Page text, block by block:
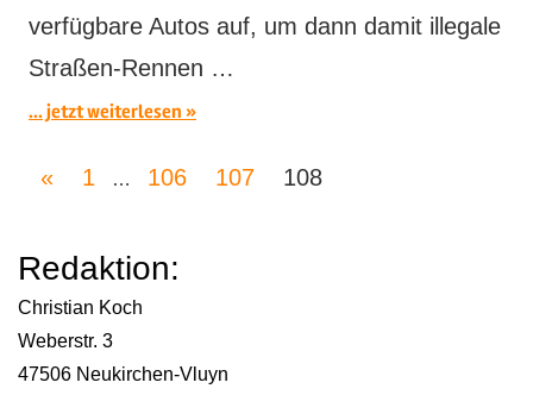
verfügbare Autos auf, um dann damit illegale
Straßen-Rennen …
... jetzt weiterlesen
Seitennummerierung
Beiträge
«Vorherige
1 … 106 107 108
Redaktion:
Christian Koch
Weberstr. 3
47506 Neukirchen-Vluyn